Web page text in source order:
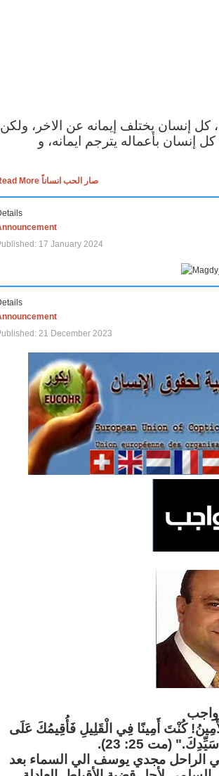
كل إنسان يختلف إيمانه عن الاخر، ولكن
إنسان بأعماله يترجم ايمانه، و
Read More صار الحب انساناً
17 January 2024
21 December 2023
ب
كُنْتَ أَمِينًا فِي الْقَلِيلِ فَأُقِيمُكَ عَلَى
(مت 25: 23).
الراحل مجدي يوسف الي السماء بعد